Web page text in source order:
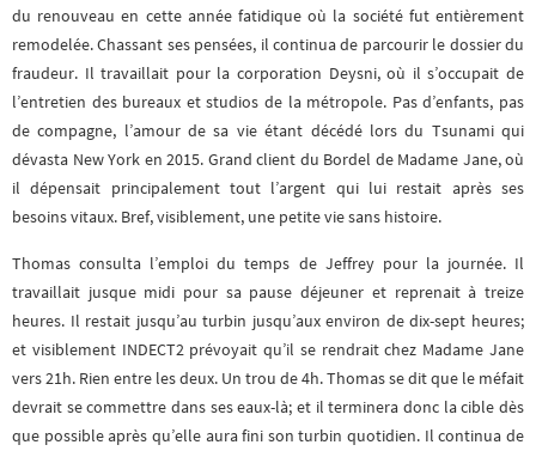
du renouveau en cette année fatidique où la société fut entièrement
remodelée. Chassant ses pensées, il continua de parcourir le dossier du
fraudeur. Il travaillait pour la corporation Deysni, où il s’occupait de
l’entretien des bureaux et studios de la métropole. Pas d’enfants, pas
de compagne, l’amour de sa vie étant décédé lors du Tsunami qui
dévasta New York en 2015. Grand client du Bordel de Madame Jane, où
il dépensait principalement tout l’argent qui lui restait après ses
besoins vitaux. Bref, visiblement, une petite vie sans histoire.
Thomas consulta l’emploi du temps de Jeffrey pour la journée. Il
travaillait jusque midi pour sa pause déjeuner et reprenait à treize
heures. Il restait jusqu’au turbin jusqu’aux environ de dix-sept heures;
et visiblement INDECT2 prévoyait qu’il se rendrait chez Madame Jane
vers 21h. Rien entre les deux. Un trou de 4h. Thomas se dit que le méfait
devrait se commettre dans ses eaux-là; et il terminera donc la cible dès
que possible après qu’elle aura fini son turbin quotidien. Il continua de